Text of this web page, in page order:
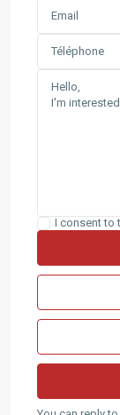
I consent to